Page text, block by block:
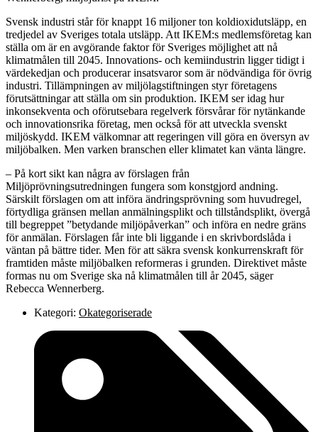
Svensk industri står för knappt 16 miljoner ton koldioxidutsläpp, en
tredjedel av Sveriges totala utsläpp. Att IKEM:s medlemsföretag kan
ställa om är en avgörande faktor för Sveriges möjlighet att nå
klimatmålen till 2045. Innovations- och kemiindustrin ligger tidigt i
värdekedjan och producerar insatsvaror som är nödvändiga för övrig
industri. Tillämpningen av miljölagstiftningen styr företagens
förutsättningar att ställa om sin produktion. IKEM ser idag hur
inkonsekventa och oförutsebara regelverk försvårar för nytänkande
och innovationsrika företag, men också för att utveckla svenskt
miljöskydd. IKEM välkomnar att regeringen vill göra en översyn av
miljöbalken. Men varken branschen eller klimatet kan vänta längre.
– På kort sikt kan några av förslagen från
Miljöprövningsutredningen fungera som konstgjord andning.
Särskilt förslagen om att införa ändringsprövning som huvudregel,
förtydliga gränsen mellan anmälningsplikt och tillståndsplikt, övergå
till begreppet ”betydande miljöpåverkan” och införa en nedre gräns
för anmälan. Förslagen får inte bli liggande i en skrivbordslåda i
väntan på bättre tider. Men för att säkra svensk konkurrenskraft för
framtiden måste miljöbalken reformeras i grunden. Direktivet måste
formas nu om Sverige ska nå klimatmålen till år 2045, säger
Rebecca Wennerberg.
Kategori: Okategoriserade